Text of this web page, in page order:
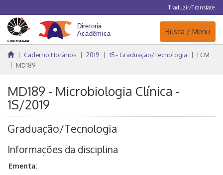
Traduzir/Translate
Navegação
Busca / Menu
Caderno Horários 2019 1S - Graduação/Tecnologia
FCM
MD189
MD189 - Microbiologia Clínica -
1S/2019
Graduação/Tecnologia
Informações da disciplina
Ementa: